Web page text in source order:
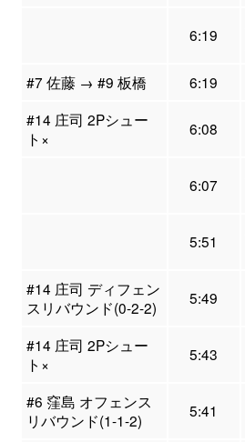
6:19
#7 佐藤 → #9 板橋
6:19
#14 庄司 2Pシュー
ト×
6:08
6:07
5:51
#14 庄司 ディフェン
スリバウンド(0-2-2)
5:49
#14 庄司 2Pシュー
ト×
5:43
#6 窪島 オフェンス
リバウンド(1-1-2)
5:41